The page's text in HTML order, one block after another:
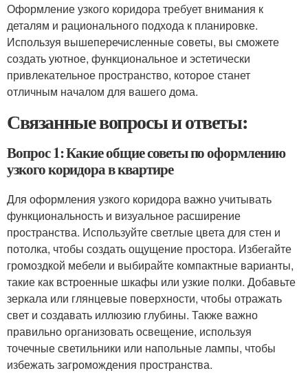
Оформление узкого коридора требует внимания к
деталям и рационального подхода к планировке.
Используя вышеперечисленные советы, вы сможете
создать уютное, функциональное и эстетически
привлекательное пространство, которое станет
отличным началом для вашего дома.
Связанные вопросы и ответы:
Вопрос 1: Какие общие советы по оформлению
узкого коридора в квартире
Для оформления узкого коридора важно учитывать
функциональность и визуальное расширение
пространства. Используйте светлые цвета для стен и
потолка, чтобы создать ощущение простора. Избегайте
громоздкой мебели и выбирайте компактные варианты,
такие как встроенные шкафы или узкие полки. Добавьте
зеркала или глянцевые поверхности, чтобы отражать
свет и создавать иллюзию глубины. Также важно
правильно организовать освещение, используя
точечные светильники или напольные лампы, чтобы
избежать загромождения пространства.